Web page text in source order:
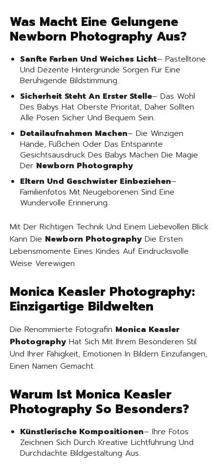
Was Macht Eine Gelungene
Newborn Photography Aus?
Sanfte Farben Und Weiches Licht– Pastelltöne
Und Dezente Hintergründe Sorgen Für Eine
Beruhigende Bildstimmung.
Sicherheit Steht An Erster Stelle– Das Wohl
Des Babys Hat Oberste Priorität, Daher Sollten
Alle Posen Sicher Und Bequem Sein.
Detailaufnahmen Machen– Die Winzigen
Hände, Füßchen Oder Das Entspannte
Gesichtsausdruck Des Babys Machen Die Magie
Der Newborn Photography
Eltern Und Geschwister Einbeziehen–
Familienfotos Mit Neugeborenen Sind Eine
Wundervolle Erinnerung.
Mit Der Richtigen Technik Und Einem Liebevollen Blick
Kann Die Newborn Photography Die Ersten
Lebensmomente Eines Kindes Auf Eindrucksvolle
Weise Verewigen.
Monica Keasler Photography:
Einzigartige Bildwelten
Die Renommierte Fotografin Monica Keasler
Photography Hat Sich Mit Ihrem Besonderen Stil
Und Ihrer Fähigkeit, Emotionen In Bildern Einzufangen,
Einen Namen Gemacht.
Warum Ist Monica Keasler
Photography So Besonders?
Künstlerische Kompositionen– Ihre Fotos
Zeichnen Sich Durch Kreative Lichtführung Und
Durchdachte Bildgestaltung Aus.